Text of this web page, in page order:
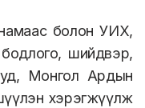
болон УИХ,
шийдвэр,
Монгол Ардын
хэрэгжүүлж